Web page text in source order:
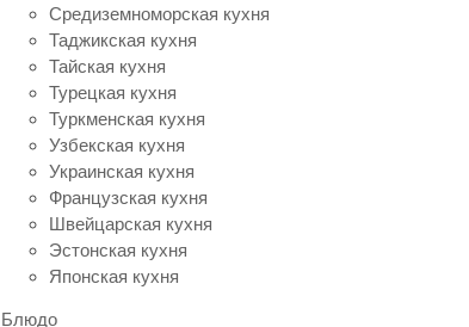
Средиземноморская кухня
Таджикская кухня
Тайская кухня
Турецкая кухня
Туркменская кухня
Узбекская кухня
Украинская кухня
Французская кухня
Швейцарская кухня
Эстонская кухня
Японская кухня
Блюдо